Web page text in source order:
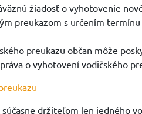
žiadosť o vyhotovenie
preukazom s určením
preukazu občan môže
o vyhotovení vodičského
držiteľom len jedného